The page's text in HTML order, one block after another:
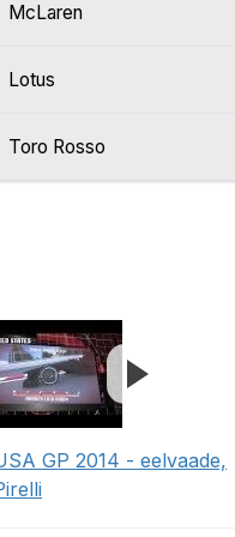
McLaren
Lotus
Toro Rosso
GP 2014 - eelvaade,